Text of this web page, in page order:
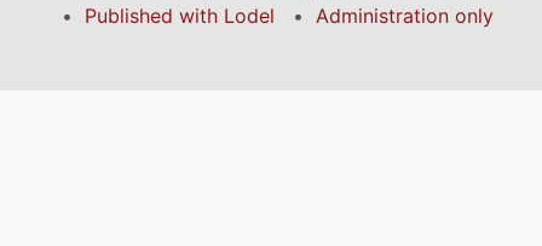
Published with Lodel
Administration only